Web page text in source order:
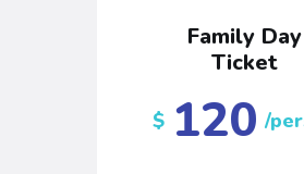
Family Day
Ticket
$ 120 /